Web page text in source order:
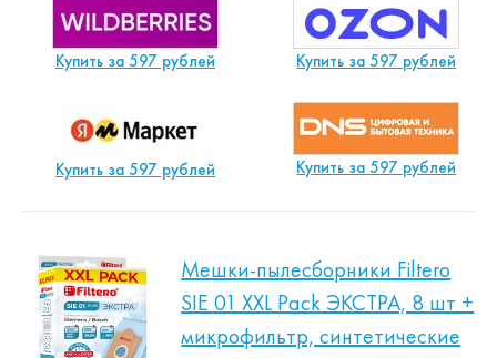
Купить за 597 рублей Купить за 597 рублей
Купить за 597 рублей Купить за 597 рублей
Мешки-пылесборники Filtero
SIE 01 XXL Pack ЭКСТРА, 8 шт +
микрофильтр, синтетические